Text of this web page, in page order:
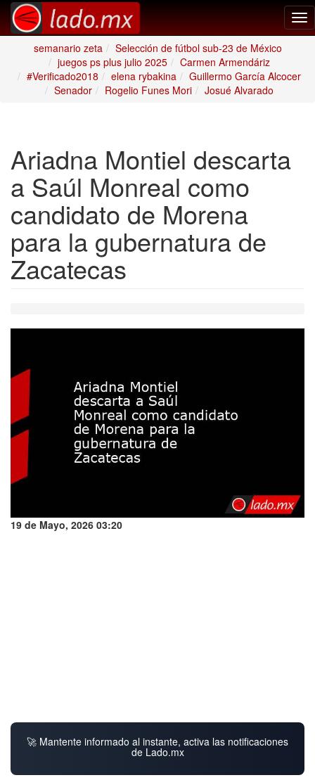
semanario zeta
Selección de fútbol sub-23 de México
juegos ps plus julio 2025
Carmen Armendáriz
#Verificado2018
elena rybakina
Guillermo García Alcocer
Senador
Rogelio Funes Mori Josué Alvarado
Ariadna Montiel descarta
a Saúl Monreal como
candidato de Morena
para la gubernatura de
Zacatecas
19 de Mayo, 2026 03:20
🚀 Mantente informado al instante, activa las notificaciones
de Lado.mx